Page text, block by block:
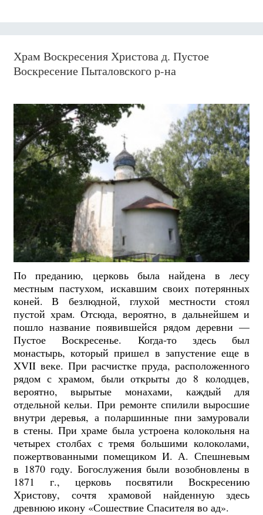
Храм Воскресения Христова д. Пустое
Воскресение Пыталовского р-на
По преданию, церковь была найдена в лесу
местным пастухом, искавшим своих потерянных
коней. В безлюдной, глухой местности стоял
пустой храм. Отсюда, вероятно, в дальнейшем и
пошло название появившейся рядом деревни —
Пустое Воскресенье. Когда-то здесь был
монастырь, который пришел в запустение еще в
XVII веке. При расчистке пруда, расположенного
рядом с храмом, были открыты до 8 колодцев,
вероятно, вырытые монахами, каждый для
отдельной кельи. При ремонте спилили выросшие
внутри деревья, а пол­аршинные пни замуровали
в стены. При храме была устроена колокольня на
четырех столбах с тремя большими колоколами,
пожертвованными помещиком И. А. Спешневым
в 1870 году. Богослужения были возобновлены в
1871 г., церковь посвятили Воскресению
Христову, сочтя храмовой найденную здесь
древнюю икону «Сошествие Спасителя во ад».